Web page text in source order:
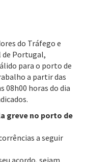
do Tráfego e
de Portugal,
para o porto de
a partir das
08h00 horas do dia
greve no porto de
a seguir